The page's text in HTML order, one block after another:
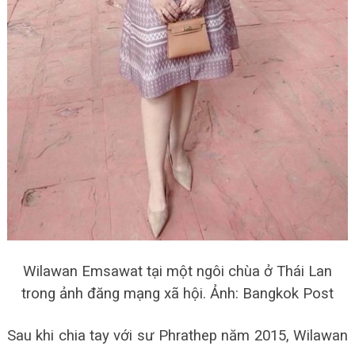
Wilawan Emsawat tại một ngôi chùa ở Thái Lan
trong ảnh đăng mạng xã hội. Ảnh: Bangkok Post
Sau khi chia tay với sư Phrathep năm 2015, Wilawan